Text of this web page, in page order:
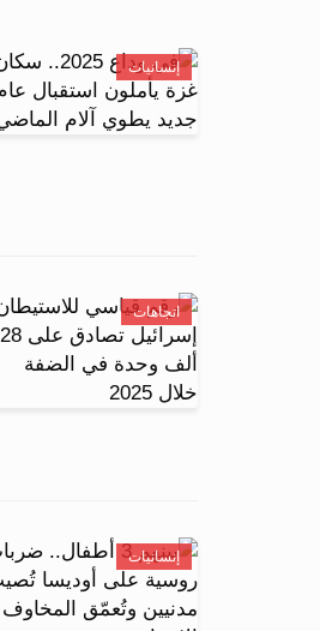
إنسانيات
اتجاهات
إنسانيات